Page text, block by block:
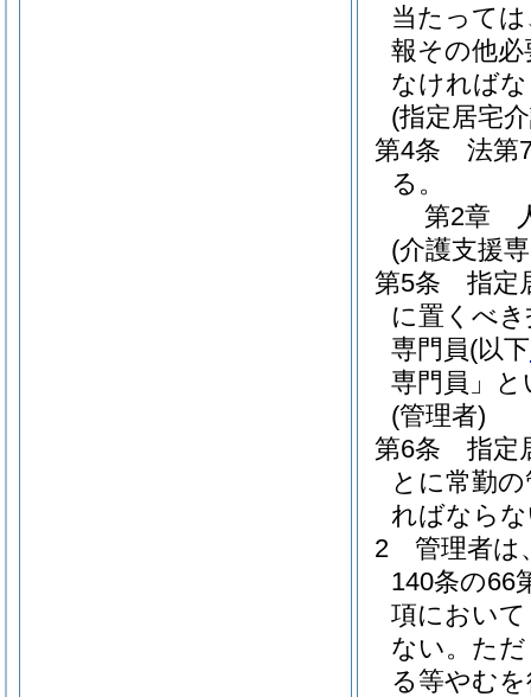
当たって
報その他
なければ
(指定居宅
第4条
法第
る。
第2章
(介護支援
第5条
指定
に置くべ
専門員(以下
専門員」と
(管理者)
第6条
指定
とに常勤
ればなら
2
管理者は
140条の66
項におい
ない。 た
る等やむ